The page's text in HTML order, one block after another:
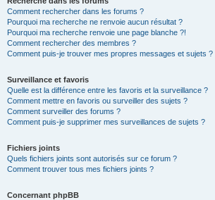
Comment rechercher dans les forums ?
Pourquoi ma recherche ne renvoie aucun résultat ?
Pourquoi ma recherche renvoie une page blanche ?!
Comment rechercher des membres ?
Comment puis-je trouver mes propres messages et sujets ?
Surveillance et favoris
Quelle est la différence entre les favoris et la surveillance ?
Comment mettre en favoris ou surveiller des sujets ?
Comment surveiller des forums ?
Comment puis-je supprimer mes surveillances de sujets ?
Fichiers joints
Quels fichiers joints sont autorisés sur ce forum ?
Comment trouver tous mes fichiers joints ?
Concernant phpBB